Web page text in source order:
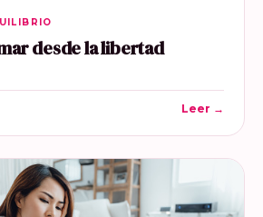
desde la libertad
Leer →